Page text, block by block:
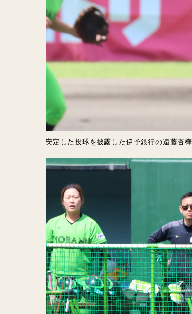
安定した投球を披露した伊予銀行の遠藤杏樺